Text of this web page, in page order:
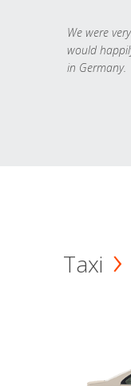
We were
would
in Germany.
Taxi